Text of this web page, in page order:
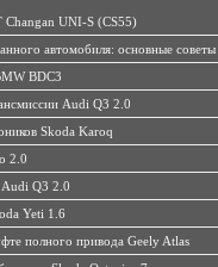
Changan UNI-S (CS55)
автомобиля: основные советы
BDC3
Audi Q3 2.0
Skoda Karoq
2.0
Q3 2.0
Yeti 1.6
полного привода Geely Atlas